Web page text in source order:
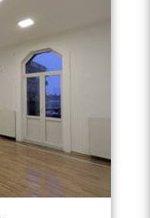
okruženje
da ste daleko
prostranog
sobe,
toaleta i
dok su
u cenu zakupa.
u visini jedne
dana.
odmah useljiv.
retku
lokacijom